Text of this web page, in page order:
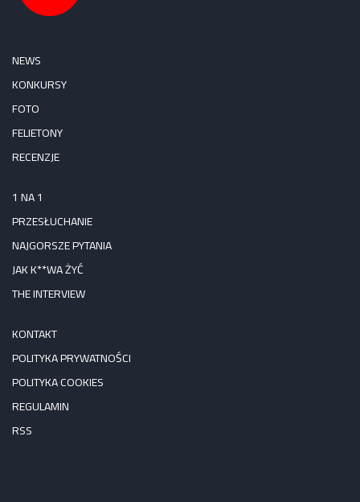
NEWS
KONKURSY
FOTO
FELIETONY
RECENZJE
1 NA 1
PRZESŁUCHANIE
NAJGORSZE PYTANIA
JAK K**WA ŻYĆ
THE INTERVIEW
KONTAKT
POLITYKA PRYWATNOŚCI
POLITYKA COOKIES
REGULAMIN
RSS